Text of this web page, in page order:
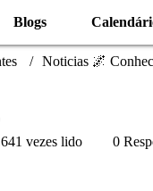
Blogs
Noticias 🌌
vezes lido 0